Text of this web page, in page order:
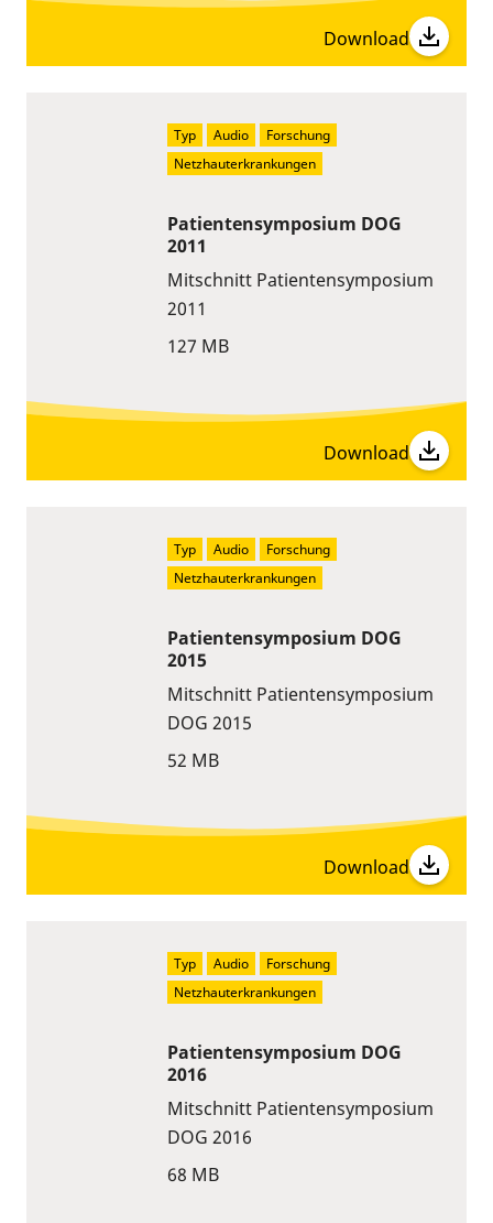
Download
Patientensymposium DOG
2011
Mitschnitt Patientensymposium
2011
127 MB
Typ Audio
Forschung
Netzhauterkrankungen
Download
Patientensymposium DOG
2015
Mitschnitt Patientensymposium
DOG 2015
52 MB
Typ Audio
Forschung
Netzhauterkrankungen
Download
Patientensymposium DOG
2016
Mitschnitt Patientensymposium
DOG 2016
68 MB
Typ Audio
Forschung
Netzhauterkrankungen